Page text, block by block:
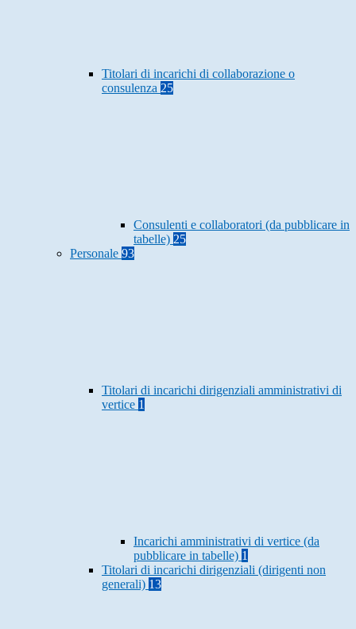
Titolari di incarichi di collaborazione o
consulenza 25
Consulenti e collaboratori (da pubblicare in
tabelle) 25
Personale 93
Titolari di incarichi dirigenziali amministrativi di
vertice 1
Incarichi amministrativi di vertice (da
pubblicare in tabelle) 1
Titolari di incarichi dirigenziali (dirigenti non
generali) 13